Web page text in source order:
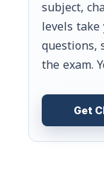
subject,
levels take
questions,
the exam.
Get